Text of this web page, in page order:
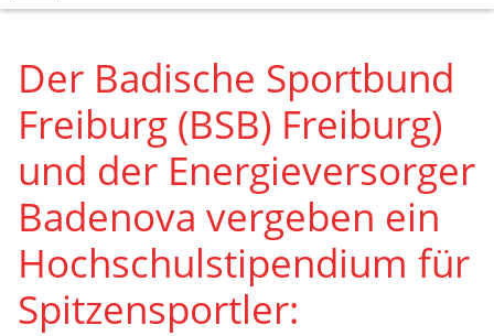
Der Badische Sportbund
Freiburg (BSB) Freiburg)
und der Energieversorger
Badenova vergeben ein
Hochschulstipendium für
Spitzensportler: